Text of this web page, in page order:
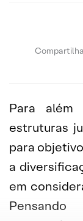
Para
estruturas
para
a
em